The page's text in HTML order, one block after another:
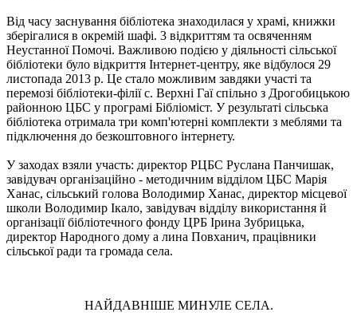
Від часу заснування бібліотека знаходилася у храмі, книжки
зберігалися в окремій шафі. 3 відкриттям та освяченням
Неустанної Помочі. Важливою подією у діяльності сільської
бібліотеки було відкриття Інтернет-центру, яке відбулося 29
листопада 2013 р. Це стало можливим завдяки участі та
перемозі бібліотеки-філії с. Верхні Гаї спільно з Дрогобицькою
районною ЦБС у програмі Бібліоміст. У результаті сільська
бібліотека отримала три комп'ютерні комплекти з меблями та
підключення до безкоштовного інтернету.
У заходах взяли участь: директор РЦБС Руслана Панчишак,
завідувач організаційно - методичним відділом ЦБС Марія
Ханас, сільський голова Володимир Ханас, директор місцевої
школи Володимир Iкало, завідувач відділу використання й
організації бібліотечного фонду ЦРБ Ірина Зубрицька,
директор Народного дому а лина Повханич, працівники
сільської ради та громада села.
НАЙДАВНІШЕ МИНУЛЕ СЕЛА.